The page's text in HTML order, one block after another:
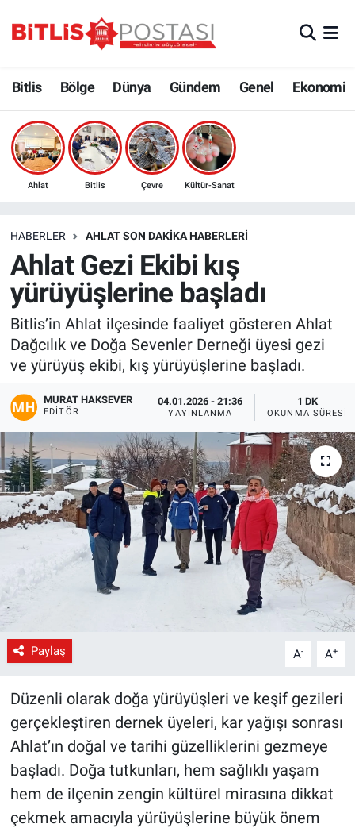
Bitlis Bölge Dünya Gündem Genel Ekonomi
Ahlat Bitlis Çevre Kültür-Sanat
HABERLER AHLAT SON DAKIKA HABERLERI
Ahlat Gezi Ekibi kış
yürüyüşlerine başladı
Bitlis’in Ahlat ilçesinde faaliyet gösteren Ahlat
Dağcılık ve Doğa Sevenler Derneği üyesi gezi
ve yürüyüş ekibi, kış yürüyüşlerine başladı.
MURAT HAKSEVER
EDITÖR
04.01.2026 - 21:36
YAYINLANMA
1 DK
OKUNMA SÜRESI
Paylaş A- A+
Düzenli olarak doğa yürüyüşleri ve keşif gezileri
gerçekleştiren dernek üyeleri, kar yağışı sonrası
Ahlat’ın doğal ve tarihi güzelliklerini gezmeye
başladı. Doğa tutkunları, hem sağlıklı yaşam
hem de ilçenin zengin kültürel mirasına dikkat
çekmek amacıyla yürüyüşlerine büyük önem
Bölge
Çevre
Eğitim
Ekonomi
Genel
Magazin
Politika
Resmi İlanlar
Sağlık
Spor
Yerel
Bitlis Trafik Yoğunluk Haritası
Süper Lig Puan Durumu ve Fikstür
Son Dakika Haberleri
Haber Arşivi